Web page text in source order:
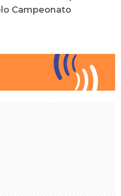
Campeonato